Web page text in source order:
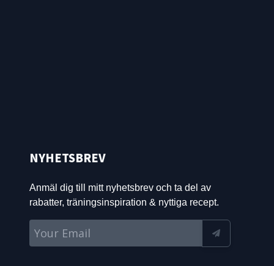
NYHETSBREV
Anmäl dig till mitt nyhetsbrev och ta del av
rabatter, träningsinspiration & nyttiga recept.